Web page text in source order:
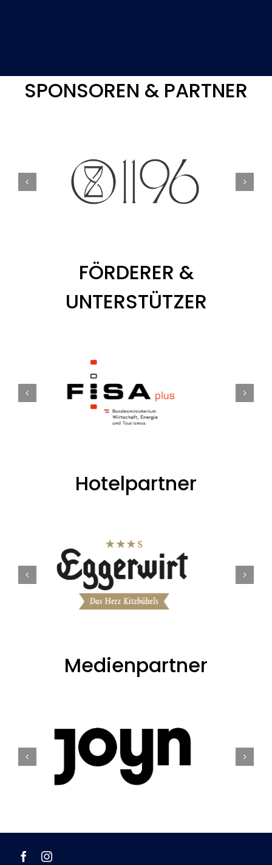
SPONSOREN & PARTNER
FÖRDERER &
UNTERSTÜTZER
Hotelpartner
Medienpartner